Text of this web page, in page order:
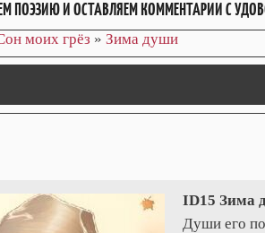
ПОЭЗИЮ И ОСТАВЛЯЕМ КОММЕНТАРИИ С
моих грёз » Зима души
ID15 Зима
Души его